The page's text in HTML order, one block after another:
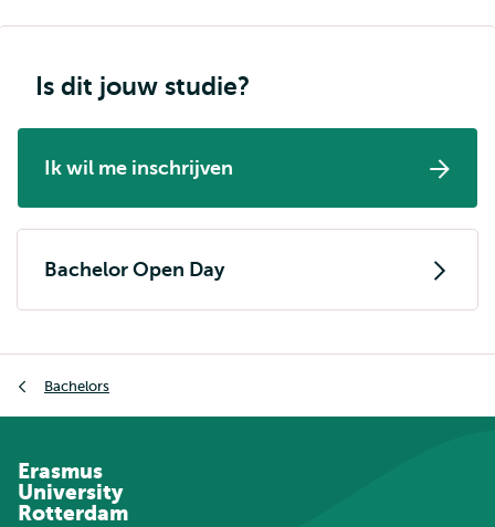
Is dit jouw studie?
Ik wil me inschrijven
Bachelor Open Day
Bachelors
Erasmus
University
Rotterdam